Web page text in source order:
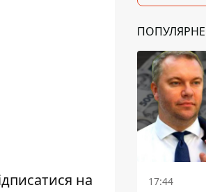
на
ПОПУЛЯРНЕ
17:44